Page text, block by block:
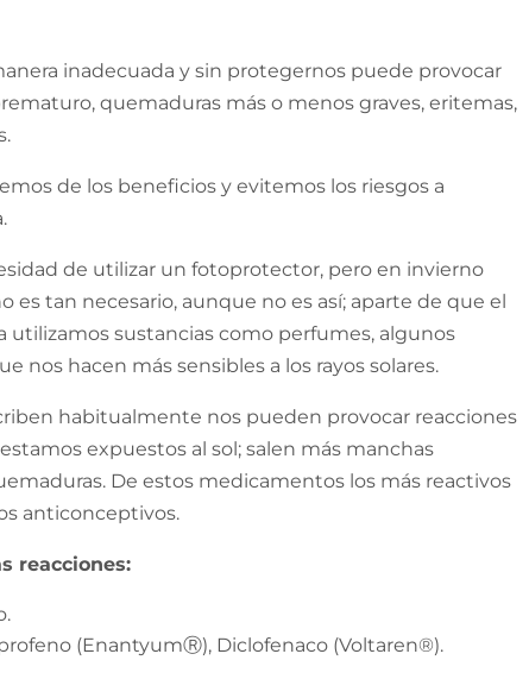
inadecuada y sin protegernos puede provocar
quemaduras más o menos graves, eritemas,
de los beneficios y evitemos los riesgos a
de utilizar un fotoprotector, pero en invierno
tan necesario, aunque no es así; aparte de que el
utilizamos sustancias como perfumes, algunos
hacen más sensibles a los rayos solares.
habitualmente nos pueden provocar reacciones
expuestos al sol; salen más manchas
De estos medicamentos los más reactivos
anticonceptivos.
reacciones:
(EnantyumⓇ), Diclofenaco (Voltaren®).